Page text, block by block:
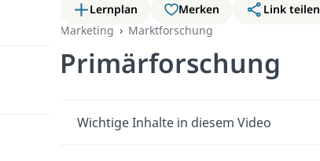
Lernplan Merken
Link teilen
Marketing
Marktforschung
Primärforschung
Wichtige Inhalte in diesem Video